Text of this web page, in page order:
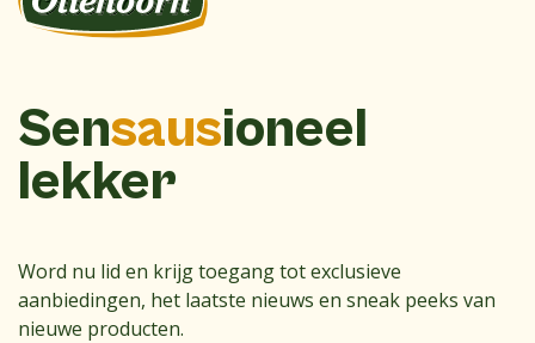
Sensausioneel
lekker
Word nu lid en krijg toegang tot exclusieve
aanbiedingen, het laatste nieuws en sneak peeks van
nieuwe producten.